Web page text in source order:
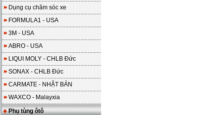
Dụng cụ chăm sóc xe
FORMULA1 - USA
3M - USA
ABRO - USA
LIQUI MOLY - CHLB Đức
SONAX - CHLB Đức
CARMATE - NHẬT BẢN
WAXCO - Malayxia
Phụ tùng ôtô